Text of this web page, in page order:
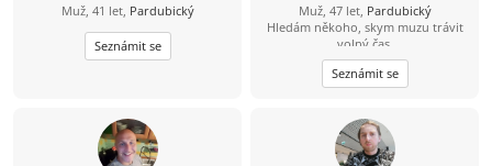
Muž, 41 let, Pardubický
Seznámit se
Muž, 47 let, Pardubický
Hledám někoho, skym muzu trávit
,volný čas..
Seznámit se